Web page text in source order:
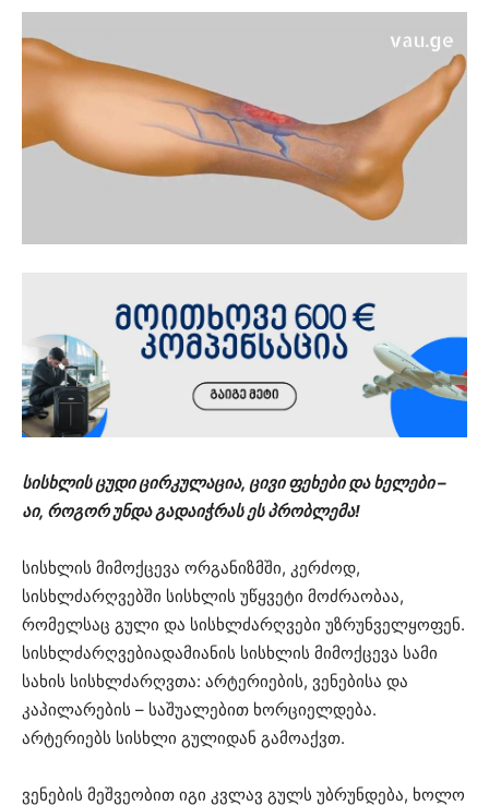
სისხლის ცუდი ცირკულაცია, ცივი ფეხები და ხელები –
აი, როგორ უნდა გადაიჭრას ეს პრობლემა!
სისხლის მიმოქცევა ორგანიზმში, კერძოდ,
სისხლძარღვებში სისხლის უწყვეტი მოძრაობაა,
რომელსაც გული და სისხლძარღვები უზრუნველყოფენ.
სისხლძარღვებიადამიანის სისხლის მიმოქცევა სამი
სახის სისხლძარღვთა: არტერიების, ვენებისა და
კაპილარების – საშუალებით ხორციელდება.
არტერიებს სისხლი გულიდან გამოაქვთ.
ვენების მეშვეობით იგი კვლავ გულს უბრუნდება, ხოლო